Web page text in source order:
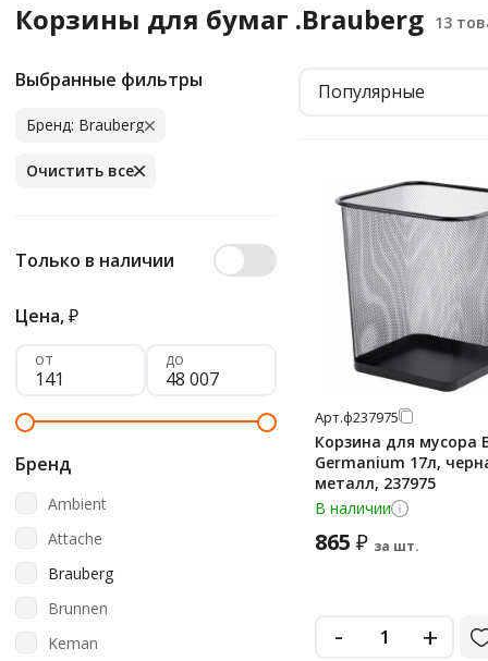
Корзины для бумаг .Brauberg
Выбранные фильтры
Бренд: Brauberg
Очистить все
Только в наличии
Цена,₽
от до
Бренд
Ambient
Attache
Brauberg
Brunnen
Keman
Популярные
Арт.ф237975
Корзина для мусора
Germanium 17л,
металл, 237975
В наличии
865 ₽ за шт.
- +